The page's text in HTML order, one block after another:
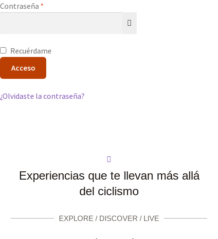
Contraseña *
Recuérdame
Acceso
¿Olvidaste la contraseña?
Experiencias que te llevan más allá
del ciclismo
EXPLORE / DISCOVER / LIVE